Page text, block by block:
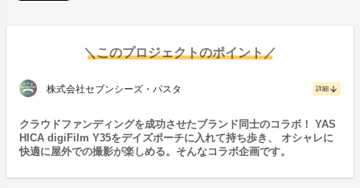
＼このプロジェクトのポイント／
株式会社セブンシーズ・パスタ 詳細 arrow_downward
クラウドファンディングを成功させたブランド同士のコラボ！ YAS
HICA digiFilm Y35をデイズポーチに入れて持ち歩き、 オシャレに
快適に屋外での撮影が楽しめる。そんなコラボ企画です。